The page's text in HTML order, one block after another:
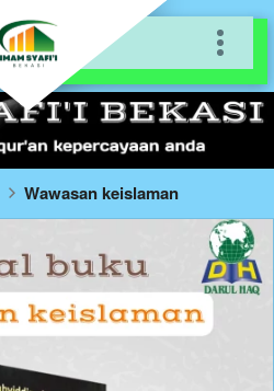
Wawasan keislaman